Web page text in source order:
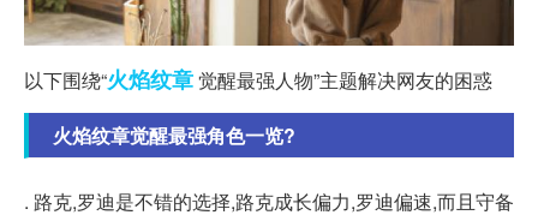
以下围绕“火焰纹章觉醒最强人物”主题解决网友的困惑
火焰纹章觉醒最强角色一览?
. 路克,罗迪是不错的选择,路克成长偏力,罗迪偏速,而且守备